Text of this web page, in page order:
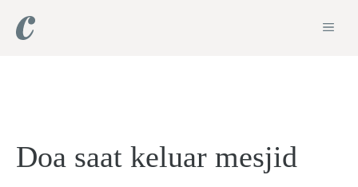
Doa saat keluar mesjid